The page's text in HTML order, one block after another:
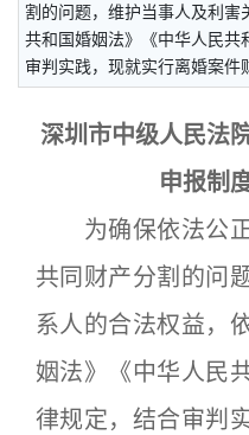
割的问题，维护当事人及利
共和国婚姻法》《中华人民共
审判实践，现就实行离婚案件
深圳市中级人民法
申报制
为确保依法公正
共同财产分割的问
系人的合法权益，
姻法》《中华人民
律规定，结合审判